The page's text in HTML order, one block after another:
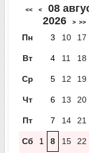
<< <
08
2026
> >>
Пн 3 10 17
Вт 4 11 18
Ср 5 12 19
Чт 6 13 20
Пт 7 14 21
Сб 1 8 15 22